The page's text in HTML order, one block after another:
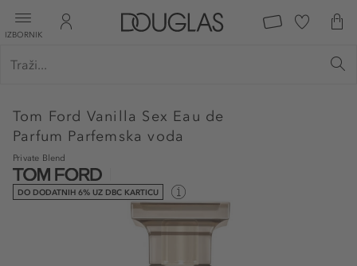
IZBORNIK
Tom Ford Vanilla Sex Eau de
Parfum Parfemska voda
Private Blend
DO DODATNIH 6% UZ DBC KARTICU